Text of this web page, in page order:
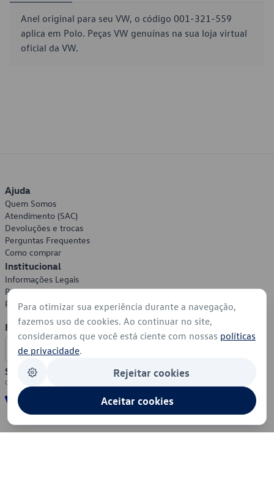
Anel original para seu VW, o código 001-321-559
aplica em Polo. Peças VW genuínas na sua loja virtual
oficial da VW.
Ajuda
Quem Somos
Atendimento (SAC)
Devoluções e trocas
Perguntas Frequentes
Como comprar
Institucional
Informações Legais
Política de Privacidade
Política de Cookies
Formas de Pagamento
Segurança
Para otimizar sua experiência durante a navegação,
fazemos uso de cookies. Ao continuar no site,
consideramos que você está ciente com nossas políticas
de privacidade.
Rejeitar cookies
Aceitar cookies